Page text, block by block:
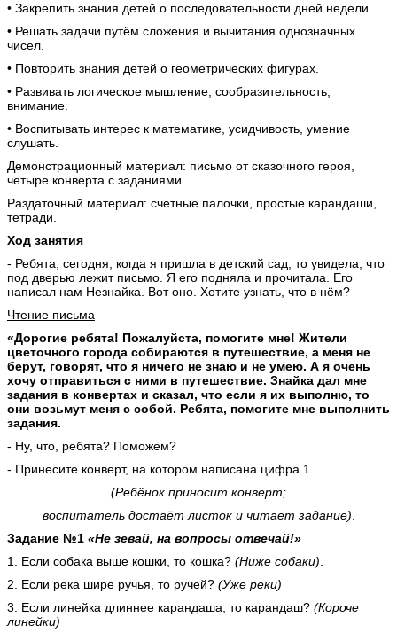
• Закрепить знания детей о последовательности дней недели.
• Решать задачи путём сложения и вычитания однозначных
чисел.
• Повторить знания детей о геометрических фигурах.
• Развивать логическое мышление, сообразительность,
внимание.
• Воспитывать интерес к математике, усидчивость, умение
слушать.
Демонстрационный материал: письмо от сказочного героя,
четыре конверта с заданиями.
Раздаточный материал: счетные палочки, простые карандаши,
тетради.
Ход занятия
- Ребята, сегодня, когда я пришла в детский сад, то увидела, что
под дверью лежит письмо. Я его подняла и прочитала. Его
написал нам Незнайка. Вот оно. Хотите узнать, что в нём?
Чтение письма
«Дорогие ребята! Пожалуйста, помогите мне! Жители
цветочного города собираются в путешествие, а меня не
берут, говорят, что я ничего не знаю и не умею. А я очень
хочу отправиться с ними в путешествие. Знайка дал мне
задания в конвертах и сказал, что если я их выполню, то
они возьмут меня с собой. Ребята, помогите мне выполнить
задания.
- Ну, что, ребята? Поможем?
- Принесите конверт, на котором написана цифра 1.
(Ребёнок приносит конверт;
воспитатель достаёт листок и читает задание)
Задание №1 «Не зевай, на вопросы отвечай!»
1. Если собака выше кошки, то кошка? (Ниже собаки)
2. Если река шире ручья, то ручей? (Уже реки)
3. Если линейка длиннее карандаша, то карандаш? (Короче
линейки)